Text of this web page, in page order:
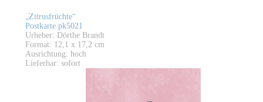
„Zitrusfrüchte“
Postkarte pk5021
Urheber: Dörthe Brandt
Format: 12,1 x 17,2 cm
Ausrichtung: hoch
Lieferbar: sofort